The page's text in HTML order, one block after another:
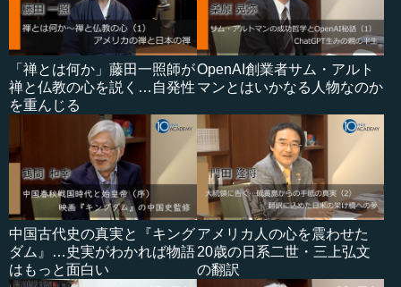
「禅とは何か」藤田一照師が
禅と仏教の心を説く…自発性
を重んじる
OpenAI創業者サム・アルト
マンとはいかなる人物なのか
中国古代史の真実と『キング
ダム』…史実がわかれば物語
はもっと面白い
アメリカ人の心を震わせた
20歳の日系二世・三上弘文
の翻訳